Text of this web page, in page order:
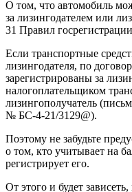
О том, что автомобиль
за лизингодателем или
31 Правил
Если транспортные
лизингодателя, по
зарегистрированы за
налогоплательщиком
лизингополучатель
№ БС-4-21/3129@).
Поэтому не забудьте
о том, кто учитывает на
регистрирует его.
От этого и будет